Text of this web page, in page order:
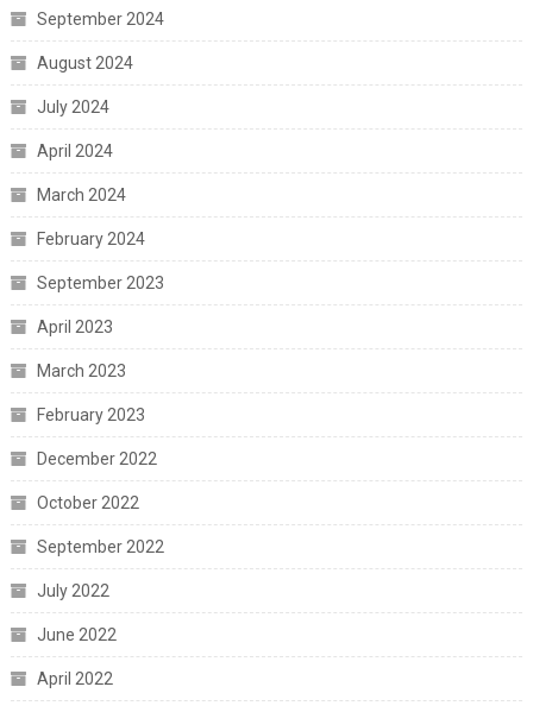
September 2024
August 2024
July 2024
April 2024
March 2024
February 2024
September 2023
April 2023
March 2023
February 2023
December 2022
October 2022
September 2022
July 2022
June 2022
April 2022